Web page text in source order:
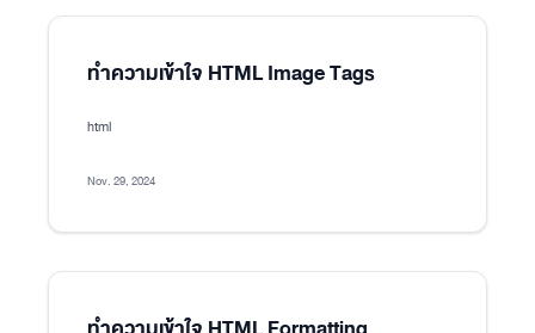
ทำความเข้าใจ HTML Image Tags
html
Nov. 29, 2024